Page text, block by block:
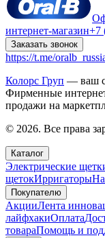
интернет-магазин+7
Заказать звонок
https://t.me/
Колорс Груп — ваш
Фирменные
продажи на
© 2026. Все права
Каталог
Электрические
щетокИрригаторы
Покупателю
АкцииЛента
лайфхакиОплата
товараПомощь и